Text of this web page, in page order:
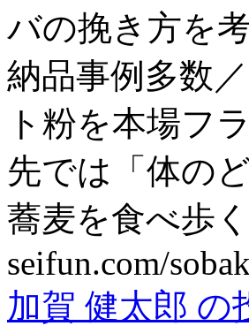
バの挽き方を
納品事例多数
ト粉を本場フ
先では「体の
蕎麦を食べ歩
seifun.com/
加賀 健太郎